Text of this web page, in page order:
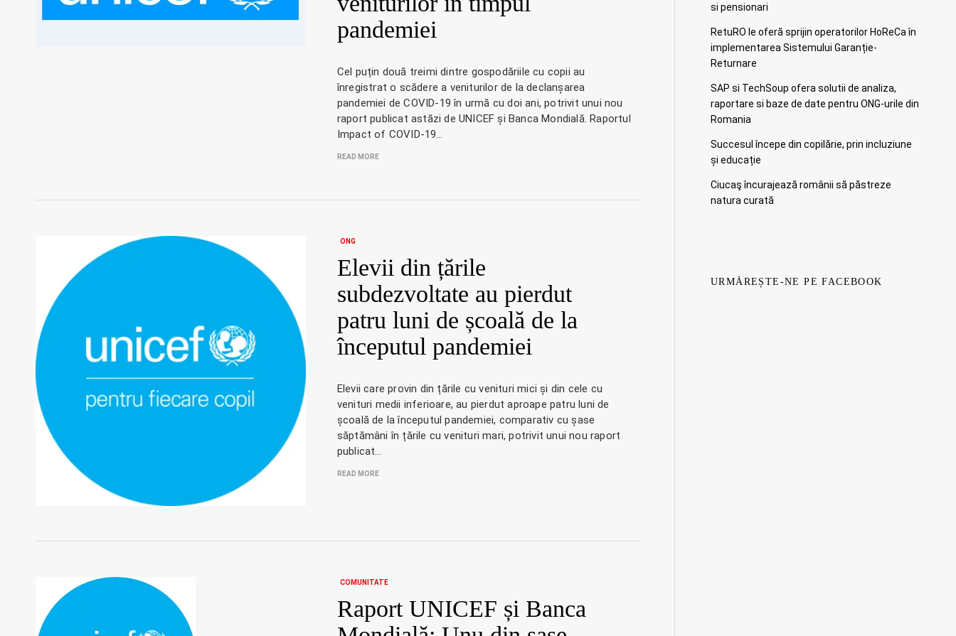
pandemiei
Cel puțin două treimi dintre gospodăriile cu copii au
înregistrat o scădere a veniturilor de la declanșarea
pandemiei de COVID-19 în urmă cu doi ani, potrivit unui nou
raport publicat astăzi de UNICEF și Banca Mondială. Raportul
Impact of COVID-19…
READ MORE
ONG
Elevii din țările
subdezvoltate au pierdut
patru luni de școală de la
începutul pandemiei
Elevii care provin din țările cu venituri mici și din cele cu
venituri medii inferioare, au pierdut aproape patru luni de
școală de la începutul pandemiei, comparativ cu șase
săptămâni în țările cu venituri mari, potrivit unui nou raport
publicat…
READ MORE
COMUNITATE
Raport UNICEF și Banca
si pensionari
RetuRO le oferă sprijin operatorilor HoReCa în
implementarea Sistemului Garanție-
Returnare
SAP si TechSoup ofera solutii de analiza,
raportare si baze de date pentru ONG-urile din
Romania
Succesul începe din copilărie, prin incluziune
și educație
Ciucaş încurajează românii să păstreze
natura curată
URMĂREȘTE-NE PE FACEBOOK